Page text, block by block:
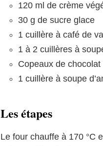
120 ml de crème
30 g de sucre glace
1 cuillère à café de
1 à 2 cuillères à
Copeaux de
1 cuillère à soupe
Les étapes
Le four chauffe à 170 °C